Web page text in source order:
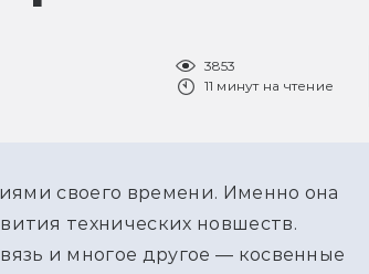
3853
11 минут на чтение
своего времени. Именно она
технических новшеств.
и многое другое — косвенные